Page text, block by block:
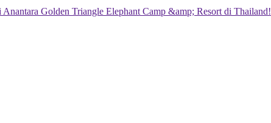
Golden Triangle Elephant Camp &amp; Resort di Thailand!